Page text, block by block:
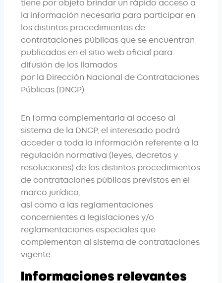
tiene por objeto brindar un rápido acceso a
la información necesaria para participar en
los distintos procedimientos de
contrataciones públicas que se encuentran
publicados en el sitio web oficial para
difusión de los llamados
por la Dirección Nacional de Contrataciones
Públicas (DNCP).
En forma complementaria al acceso al
sistema de la DNCP, el interesado podrá
acceder a toda la información referente a la
regulación normativa (leyes, decretos y
resoluciones) de los distintos procedimientos
de contrataciones públicas previstos en el
marco jurídico,
así como a las reglamentaciones
concernientes a legislaciones y/o
reglamentaciones especiales que
complementan al sistema de contrataciones
vigente.
Informaciones relevantes